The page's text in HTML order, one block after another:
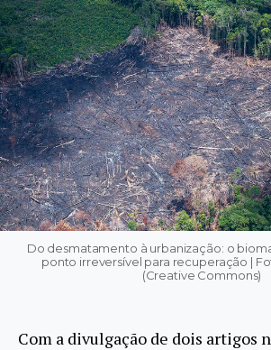
Do desmatamento à urbanização: o
ponto irreversível para recuperação |
(Creative Commons)
Com a divulgação de dois artigos